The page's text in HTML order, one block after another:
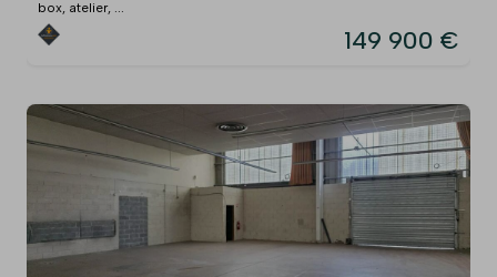
box, atelier, ...
149 900 €